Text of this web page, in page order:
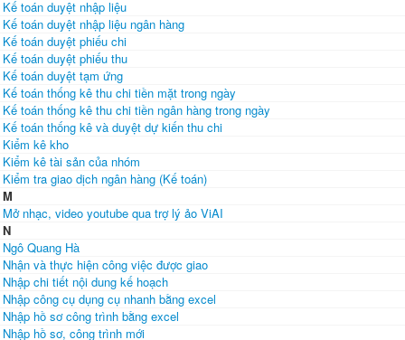
Kế toán duyệt nhập liệu
Kế toán duyệt nhập liệu ngân hàng
Kế toán duyệt phiếu chi
Kế toán duyệt phiếu thu
Kế toán duyệt tạm ứng
Kế toán thống kê thu chi tiền mặt trong ngày
Kế toán thống kê thu chi tiền ngân hàng trong ngày
Kế toán thống kê và duyệt dự kiến thu chi
Kiểm kê kho
Kiểm kê tài sản của nhóm
Kiểm tra giao dịch ngân hàng (Kế toán)
M
Mở nhạc, video youtube qua trợ lý ảo ViAI
N
Ngô Quang Hà
Nhận và thực hiện công việc được giao
Nhập chi tiết nội dung kế hoạch
Nhập công cụ dụng cụ nhanh bằng excel
Nhập hồ sơ công trình bằng excel
Nhập hồ sơ, công trình mới